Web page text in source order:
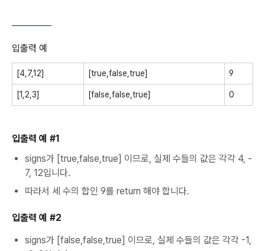
입출력 예
[4,7,12] [true,false,true] 9
[1,2,3] [false,false,true] 0
입출력 예 #1
signs가 [true,false,true] 이므로, 실제 수들의 값은 각각 4, -
7, 12입니다.
따라서 세 수의 합인 9를 return 해야 합니다.
입출력 예 #2
signs가 [false,false,true] 이므로, 실제 수들의 값은 각각 -1,